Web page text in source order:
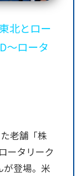
北とロー
〜ロータ
老舗「株
ータリーク
が登場。米